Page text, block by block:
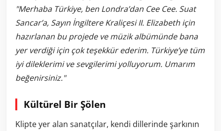
"Merhaba Türkiye, ben Londra’dan Cee Cee. Suat
Sancar’a, Sayın İngiltere Kraliçesi II. Elizabeth için
hazırlanan bu projede ve müzik albümünde bana
yer verdiği için çok teşekkür ederim. Türkiye’ye tüm
iyi dileklerimi ve sevgilerimi yolluyorum. Umarım
beğenirsiniz."
Kültürel Bir Şölen
Klipte yer alan sanatçılar, kendi dillerinde şarkının